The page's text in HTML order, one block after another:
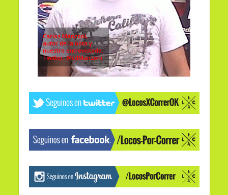
Carlos Manzoni,
autor de la nota y
nuestro entrevistado.
Twitter: @cdManzoni